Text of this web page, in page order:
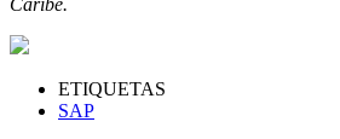
ETIQUETAS
SAP